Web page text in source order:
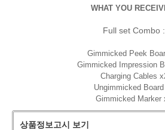
WHAT YOU
Full set Combo :
Gimmicked Peek
Gimmicked Impression
Charging Cables
Ungimmicked
Gimmicked Marker
상품정보고시 보기